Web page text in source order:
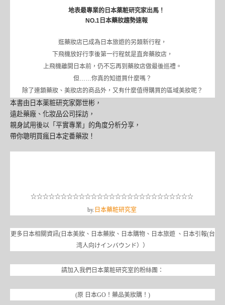
地表最專業的日本薬粧研究家出馬！
NO.1日本藥妝趨勢速報
逛藥妝店已成為日本旅遊的另類新行程，
下飛機放好行李後第一行程就是直奔藥妝店，
上飛機離開日本前，仍不忘再到藥妝店做最後巡禮。
但……你真的知道買什麼嗎？
除了連鎖藥妝、美妝店的商品外，又有什麼值得購買的區域美妝呢？
本書由日本薬粧研究家鄭世彬，
遠赴藥廠、化妝品公司採訪，
親身試用後以「平實專業」的角度分析分享，
帶你聰明買瘋日本定番藥妝！
☆☆☆☆☆☆☆☆☆☆☆☆☆☆☆☆☆☆☆☆☆☆☆☆☆☆☆
by. 日本藥粧研究室
更多日本相關資訊(日本美妝、日本藥妝、日本購物、日本旅遊 、日本引報(台
湾人向けインバウンド））
請加入我們日本薬粧研究室的粉絲團：
(原 日本GO！藥品美妝購！)